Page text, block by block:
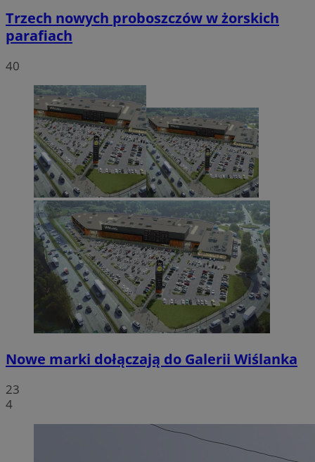
Trzech nowych proboszczów w żorskich
parafiach
40
Nowe marki dołączają do Galerii Wiślanka
23
4